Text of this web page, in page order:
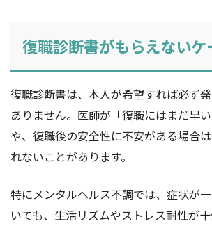
復職診断書がもらえないケ
復職診断書は、本人が希望すれば必ず
ありません。医師が「復職にはまだ早
や、復職後の安全性に不安がある場合
れないことがあります。
特にメンタルヘルス不調では、症状が
いても、生活リズムやストレス耐性が